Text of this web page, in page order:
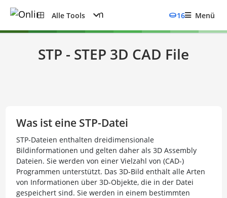
Alle Tools 16 Menü
STP - STEP 3D CAD File
Was ist eine STP-Datei
STP-Dateien enthalten dreidimensionale
Bildinformationen und gelten daher als 3D Assembly
Dateien. Sie werden von einer Vielzahl von (CAD-)
Programmen unterstützt. Das 3D-Bild enthält alle Arten
von Informationen über 3D-Objekte, die in der Datei
gespeichert sind. Sie werden in einem bestimmten